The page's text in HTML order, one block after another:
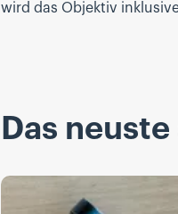
wird das Objektiv
Das